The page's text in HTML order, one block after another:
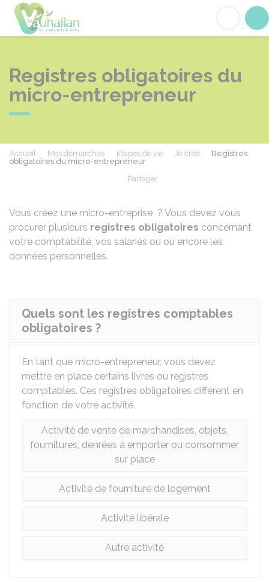
Registres obligatoires du
micro-entrepreneur
Accueil Mes démarches Étapes de vie Je crée
Registres
obligatoires du micro-entrepreneur
Partager
Vous créez une micro-entreprise ? Vous devez vous
procurer plusieurs registres obligatoires concernant
votre comptabilité, vos salariés ou ou encore les
données personnelles.
Quels sont les registres comptables
obligatoires ?
En tant que micro-entrepreneur, vous devez
mettre en place certains livres ou registres
comptables. Ces registres obligatoires diffèrent en
fonction de votre activité.
Activité de vente de marchandises, objets,
fournitures, denrées à emporter ou consommer
sur place
Activité de fourniture de logement
Activité libérale
Autre activité